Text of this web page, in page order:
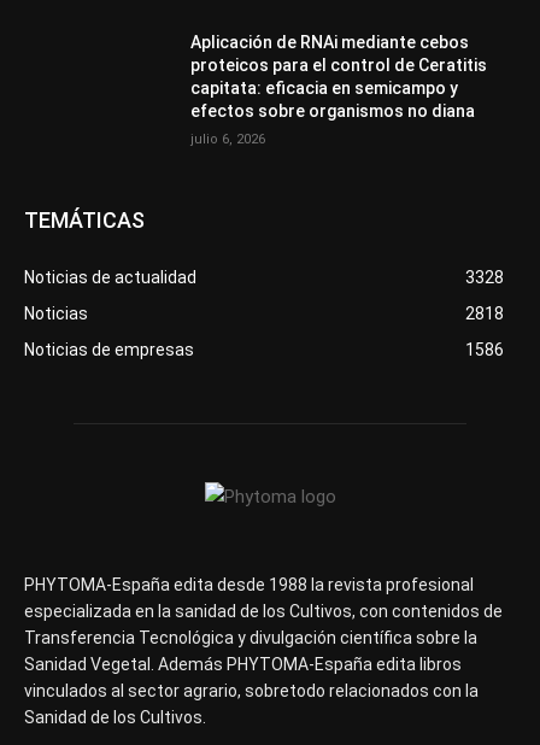
Aplicación de RNAi mediante cebos
proteicos para el control de Ceratitis
capitata: eficacia en semicampo y
efectos sobre organismos no diana
julio 6, 2026
TEMÁTICAS
Noticias de actualidad
3328
Noticias
2818
Noticias de empresas
1586
PHYTOMA-España edita desde 1988 la revista profesional
especializada en la sanidad de los Cultivos, con contenidos de
Transferencia Tecnológica y divulgación científica sobre la
Sanidad Vegetal. Además PHYTOMA-España edita libros
vinculados al sector agrario, sobretodo relacionados con la
Sanidad de los Cultivos.